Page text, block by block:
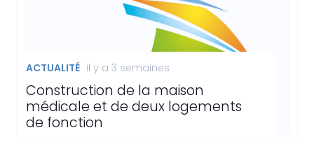
ACTUALITÉ il y a 3 semaines
Construction de la maison
médicale et de deux logements
de fonction